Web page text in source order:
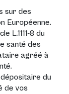
sur des
Européenne.
L.1111-8 du
santé des
agréé à
du
de vos